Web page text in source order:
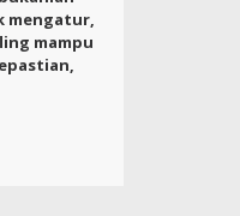
mengatur,
mampu